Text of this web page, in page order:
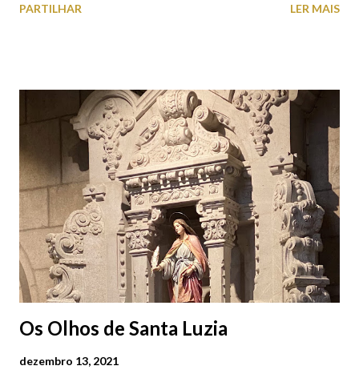
cobres entre muitos outros. Horário de funcionamento | Verão
(2019.10.25) Feira Semanal em Viana do Castelo (2019.10.25)
Feira Semanal em Viana do Castelo (2019.10.25) Feira Semanal
em Viana do Castelo (2019.10.25) Feira Semanal em Viana do
Castelo (2019.10.25) Feira Semanal em Viana do Castelo
(2019.10.25)
PARTILHAR LER MAIS
Os Olhos de Santa Luzia
dezembro 13, 2021